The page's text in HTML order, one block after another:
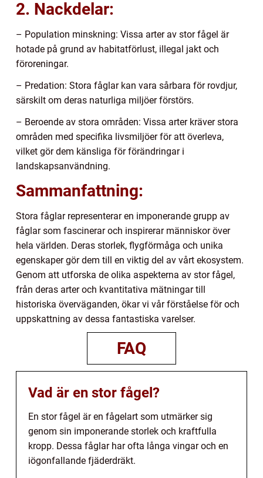
2. Nackdelar:
– Population minskning: Vissa arter av stor fågel är
hotade på grund av habitatförlust, illegal jakt och
föroreningar.
– Predation: Stora fåglar kan vara sårbara för rovdjur,
särskilt om deras naturliga miljöer förstörs.
– Beroende av stora områden: Vissa arter kräver stora
områden med specifika livsmiljöer för att överleva,
vilket gör dem känsliga för förändringar i
landskapsanvändning.
Sammanfattning:
Stora fåglar representerar en imponerande grupp av
fåglar som fascinerar och inspirerar människor över
hela världen. Deras storlek, flygförmåga och unika
egenskaper gör dem till en viktig del av vårt ekosystem.
Genom att utforska de olika aspekterna av stor fågel,
från deras arter och kvantitativa mätningar till
historiska överväganden, ökar vi vår förståelse för och
uppskattning av dessa fantastiska varelser.
FAQ
Vad är en stor fågel?
En stor fågel är en fågelart som utmärker sig
genom sin imponerande storlek och kraftfulla
kropp. Dessa fåglar har ofta långa vingar och en
iögonfallande fjäderdräkt.